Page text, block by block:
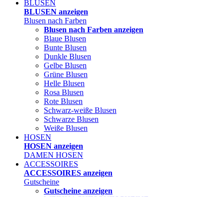
BLUSEN
BLUSEN anzeigen
Blusen nach Farben
Blusen nach Farben anzeigen
Blaue Blusen
Bunte Blusen
Dunkle Blusen
Gelbe Blusen
Grüne Blusen
Helle Blusen
Rosa Blusen
Rote Blusen
Schwarz-weiße Blusen
Schwarze Blusen
Weiße Blusen
HOSEN
HOSEN anzeigen
DAMEN HOSEN
ACCESSOIRES
ACCESSOIRES anzeigen
Gutscheine
Gutscheine anzeigen